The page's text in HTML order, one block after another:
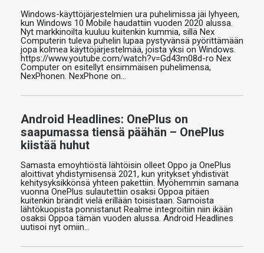
Windows-käyttöjärjestelmien ura puhelimissa jäi lyhyeen,
kun Windows 10 Mobile haudattiin vuoden 2020 alussa.
Nyt markkinoilta kuuluu kuitenkin kummia, sillä Nex
Computerin tuleva puhelin lupaa pystyvänsä pyörittämään
jopa kolmea käyttöjärjestelmää, joista yksi on Windows.
https://www.youtube.com/watch?v=Gd43m08d-ro Nex
Computer on esitellyt ensimmäisen puhelimensa,
NexPhonen. NexPhone on…
Android Headlines: OnePlus on
saapumassa tiensä päähän – OnePlus
kiistää huhut
Samasta emoyhtiöstä lähtöisin olleet Oppo ja OnePlus
aloittivat yhdistymisensä 2021, kun yritykset yhdistivät
kehitysyksikkönsä yhteen pakettiin. Myöhemmin samana
vuonna OnePlus sulautettiin osaksi Oppoa pitäen
kuitenkin brändit vielä erillään toisistaan. Samoista
lähtökuopista ponnistanut Realme integroitiin niin ikään
osaksi Oppoa tämän vuoden alussa. Android Headlines
uutisoi nyt omiin…